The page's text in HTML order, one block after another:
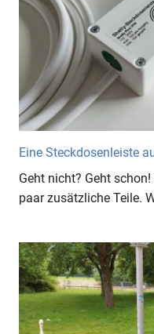
Eine Steckdosenleiste
Geht nicht? Geht
paar zusätzliche Teile.